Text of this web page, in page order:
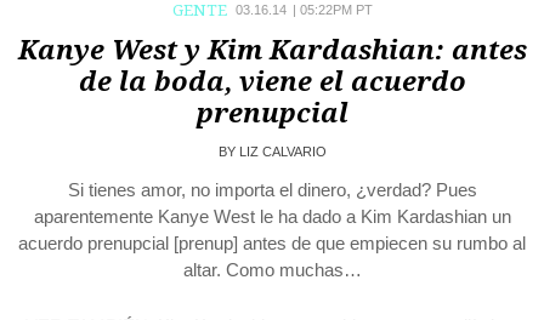
GENTE 03.16.14 05:22PM PT
Kanye West y Kim Kardashian: antes
de la boda, viene el acuerdo
prenupcial
BY LIZ CALVARIO
Si tienes amor, no importa el dinero, ¿verdad? Pues
aparentemente Kanye West le ha dado a Kim Kardashian un
acuerdo prenupcial [prenup] antes de que empiecen su rumbo al
altar. Como muchas…